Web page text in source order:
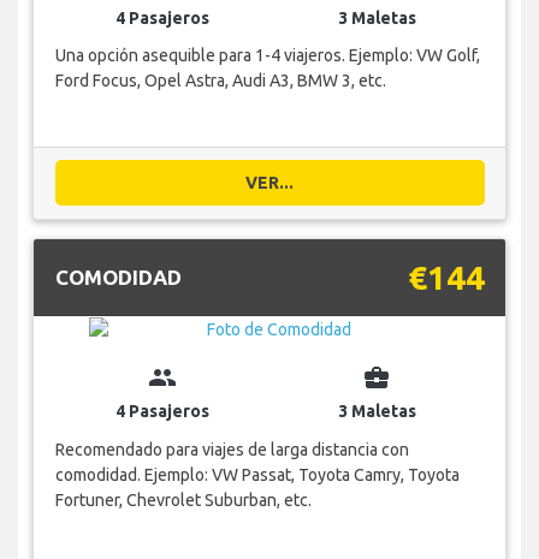
4 Pasajeros
3 Maletas
Una opción asequible para 1-4 viajeros. Ejemplo: VW Golf,
Ford Focus, Opel Astra, Audi A3, BMW 3, etc.
VER...
COMODIDAD €144
group
4 Pasajeros
business_center
3 Maletas
Recomendado para viajes de larga distancia con
comodidad. Ejemplo: VW Passat, Toyota Camry, Toyota
Fortuner, Chevrolet Suburban, etc.